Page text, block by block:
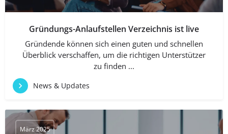
Gründungs-Anlaufstellen Verzeichnis ist live
Gründende können sich einen guten und schnellen
Überblick verschaffen, um die richtigen Unterstützer
zu finden ...
News & Updates
März 2025